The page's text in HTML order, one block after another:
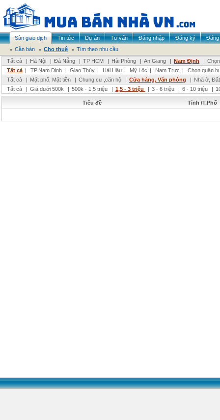
Sàn giao dịch Tin tức Dự án Tư vấn Đăng nhập Đăng ký
Đăng
Cần bán
Cho thuê
Tìm theo nhu cầu
Tất cả
| Hà Nội | Đà Nẵng | TP HCM | Hải Phòng | An Giang | Nam Định |
Tất cả | TP.Nam Định | Giao Thủy | Hải Hậu | Mỹ Lộc | Nam Trực |
Chọn quận
Tất cả
| Mặt phố, Mặt tiền | Chung cư ,căn hộ | Cửa hàng, Văn phòng | Nhà ở,
Tất cả
| Giá dưới 500k | 500k - 1,5 triệu | 1,5 - 3 triệu | 3 - 6 triệu | 6 - 10 triệu |
Tiêu đề Tỉnh /T.Phố